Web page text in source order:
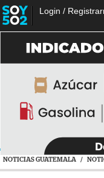
Login /
NOTICIAS GUATEMALA /